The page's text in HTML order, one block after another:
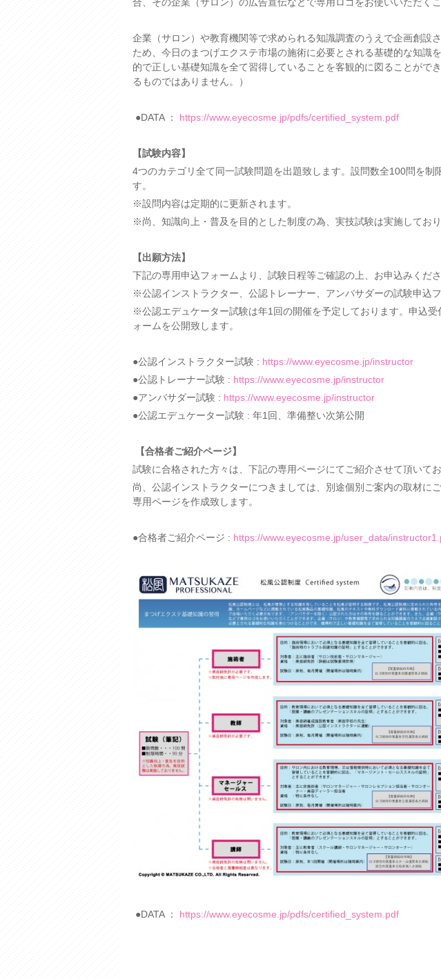
企業（サロン）や教育機関等で求められる知識調査のうえで企画創設
ため、今日のまつげエクステ市場の施術に必要とされる基礎的な知識
的で正しい基礎知識を全て習得していることを客観的に図ることがで
るものではありません。）
●DATA ： https://www.eyecosme.jp/pdfs/certified_system.pdf
【試験内容】
4つのカテゴリ全て同一試験問題を出題致します。設問数全100問を制
す。
※設問内容は定期的に更新されます。
※尚、知識向上・普及を目的とした制度の為、実技試験は実施しており
【出願方法】
下記の専用申込フォームより、試験日程等ご確認の上、お申込みくださ
※公認インストラクター、公認トレーナー、アンバサダーの試験申込フ
※公認エデュケーター試験は年1回の開催を予定しております。申込受
ォームを公開致します。
●公認インストラクター試験 : https://www.eyecosme.jp/instructor
●公認トレーナー試験 : https://www.eyecosme.jp/instructor
●アンバサダー試験 : https://www.eyecosme.jp/instructor
●公認エデュケーター試験 : 年1回、準備整い次第公開
【合格者ご紹介ページ】
試験に合格された方々は、下記の専用ページにてご紹介させて頂いてお
尚、公認インストラクターにつきましては、別途個別ご案内の取材に
専用ページを作成致します。
●合格者ご紹介ページ : https://www.eyecosme.jp/user_data/
●DATA ： https://www.eyecosme.jp/pdfs/certified_system.pdf